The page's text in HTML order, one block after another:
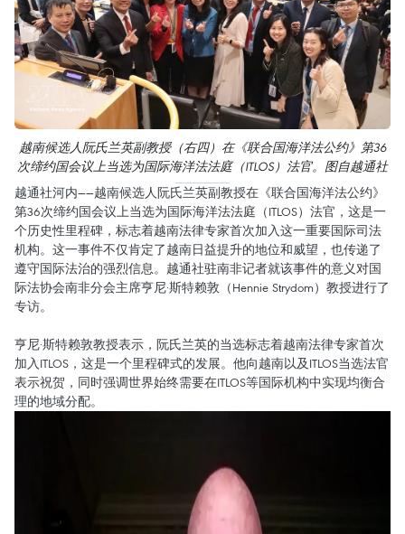
越南候选人阮氏兰英副教授（右四）在《联合国海洋法公约》第36
次缔约国会议上当选为国际海洋法法庭（ITLOS）法官。图自越通社
越通社河内——越南候选人阮氏兰英副教授在《联合国海洋法公约》
第36次缔约国会议上当选为国际海洋法法庭（ITLOS）法官，这是一
个历史性里程碑，标志着越南法律专家首次加入这一重要国际司法
机构。这一事件不仅肯定了越南日益提升的地位和威望，也传递了
遵守国际法治的强烈信息。越通社驻南非记者就该事件的意义对国
际法协会南非分会主席亨尼·斯特赖敦（Hennie Strydom）教授进行了
专访。
亨尼·斯特赖敦教授表示，阮氏兰英的当选标志着越南法律专家首次
加入ITLOS，这是一个里程碑式的发展。他向越南以及ITLOS当选法官
表示祝贺，同时强调世界始终需要在ITLOS等国际机构中实现均衡合
理的地域分配。